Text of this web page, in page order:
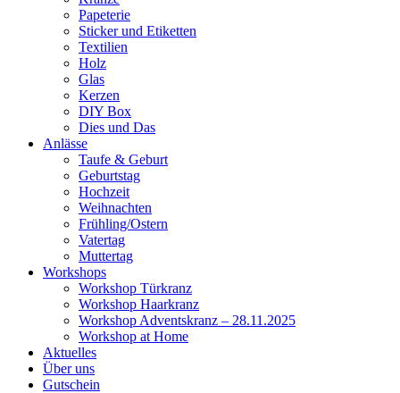
Papeterie
Sticker und Etiketten
Textilien
Holz
Glas
Kerzen
DIY Box
Dies und Das
Anlässe
Taufe & Geburt
Geburtstag
Hochzeit
Weihnachten
Frühling/Ostern
Vatertag
Muttertag
Workshops
Workshop Türkranz
Workshop Haarkranz
Workshop Adventskranz – 28.11.2025
Workshop at Home
Aktuelles
Über uns
Gutschein